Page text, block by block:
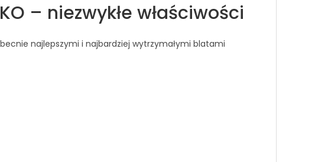
– niezwykłe właściwości
najlepszymi i najbardziej wytrzymałymi blatami